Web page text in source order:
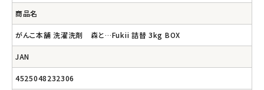
商品名
がんこ本舗 洗濯洗剤 森と…Fukii 詰替 3kg BOX
JAN
4525048232306